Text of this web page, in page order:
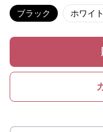
ブラック ホワイト